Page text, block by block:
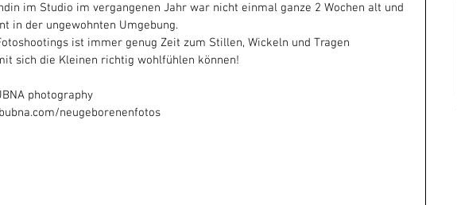
im Studio im vergangenen Jahr war nicht einmal ganze 2 Wochen alt und
in der ungewohnten Umgebung.
ist immer genug Zeit zum Stillen, Wickeln und Tragen
sich die Kleinen richtig wohlfühlen können!
photography
neugeborenenfotos